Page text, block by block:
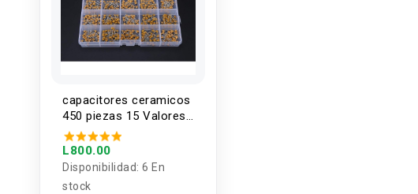
capacitores ceramicos
450 piezas 15 Valores
L800.00
Disponibilidad: 6 En
stock